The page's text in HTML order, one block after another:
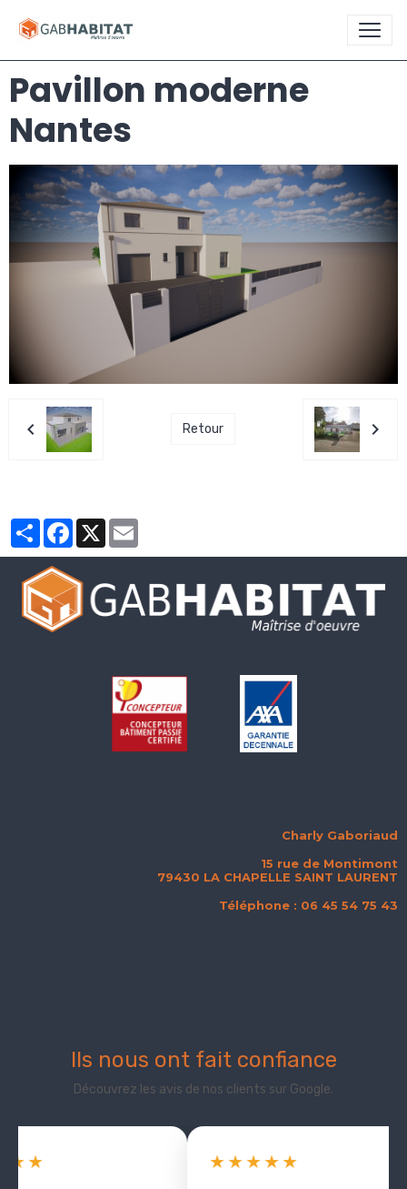
Pavillon moderne
Nantes
Retour
PartagerFacebook
X
Charly Gaboriaud
15 rue de Montimont
79430 LA CHAPELLE SAINT LAURENT
Téléphone : 06 45 54 75 43
Ils nous ont fait confiance
Découvrez les avis de nos clients sur Google.
★★★★★